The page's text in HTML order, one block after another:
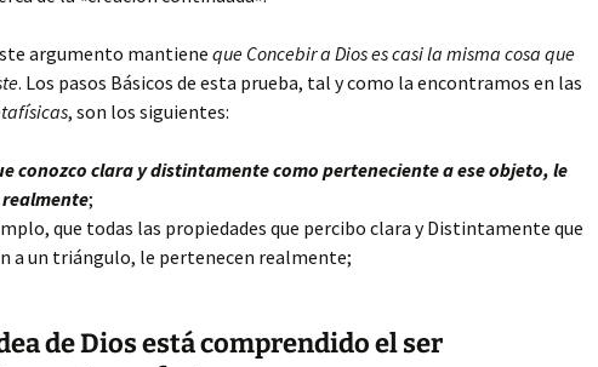
argumento mantiene que Concebir a Dios es casi la misma cosa que
. Los pasos Básicos de esta prueba, tal y como la encontramos en las
, son los siguientes:
conozco clara y distintamente como perteneciente a ese objeto, le
;
que todas las propiedades que percibo clara y Distintamente que
a un triángulo, le pertenecen realmente;
de Dios está comprendido el ser